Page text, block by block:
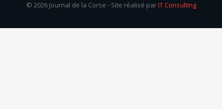
© 2026 Journal de la Corse - Site réalisé parIT Consulting